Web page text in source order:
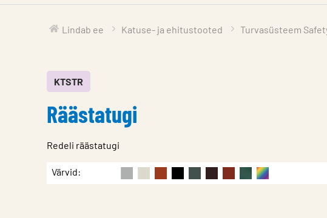
Lindab ee Katuse- ja ehitustooted Turvasüsteem
KTSTR
Räästatugi
Redeli räästatugi
Iseloomulik Väärtus
Värvid